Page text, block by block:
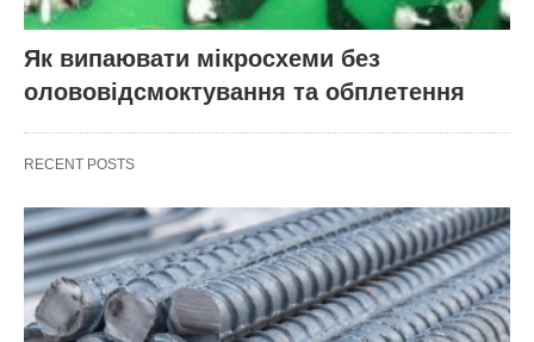
Як випаювати мікросхеми без
олововідсмоктування та обплетення
RECENT POSTS